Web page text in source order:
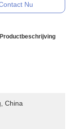
Nu
Productbeschrijving
China